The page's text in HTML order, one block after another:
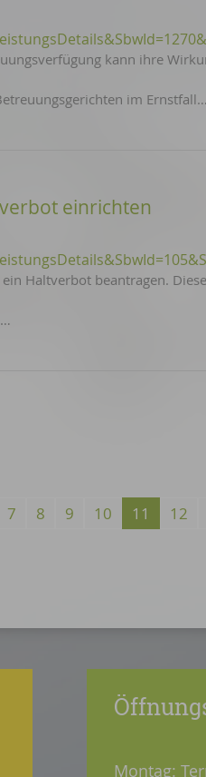
kann ihre
im Ernstfall…
einrichten
Haltverbot beantragen.
7 8 9 10 11 12
Montag: